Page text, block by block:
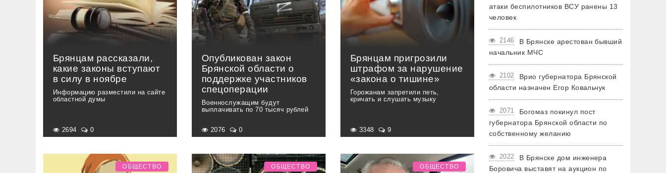
Брянцам рассказали,
какие законы вступают
в силу в ноябре
Информацию разместили на сайте
областной думы
2694 0
Опубликован закон
Брянской области о
поддержке участников
спецоперации
Военнослужащим будут
выплачивать по 70 тысяч рублей
2076 0
Брянцам пригрозили
штрафом за нарушение
«закона о тишине»
Горожанам запретили петь,
кричать и слушать музыку
3348 9
ОБЩЕСТВО ОБЩЕСТВО ОБЩЕСТВО
атаки беспилотников ВСУ ранены 13
человек
2146
В Брянске арестован бывший
начальник МЧС
2102
Врио губернатора Брянской
области назначен Егор Ковальчук
2071
Богомаз покинул пост
губернатора Брянской области по
собственному желанию
2022
В Брянске дом инженера
Боровича выставят на аукцион по